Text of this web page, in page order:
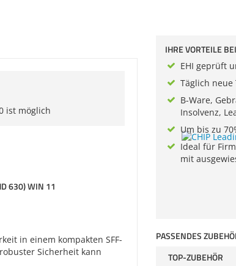
ist möglich
630) WIN 11
in einem kompakten SFF-
Sicherheit kann
IHRE VORTEILE
EHI geprüft
Täglich neue
B-Ware,
Insolvenz,
Um bis zu
Ideal für
mit
PASSENDES
TOP-ZUBEHÖR